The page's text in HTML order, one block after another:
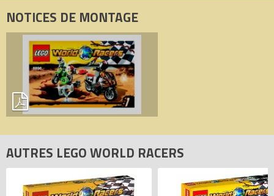
NOTICES DE MONTAGE
AUTRES LEGO WORLD RACERS